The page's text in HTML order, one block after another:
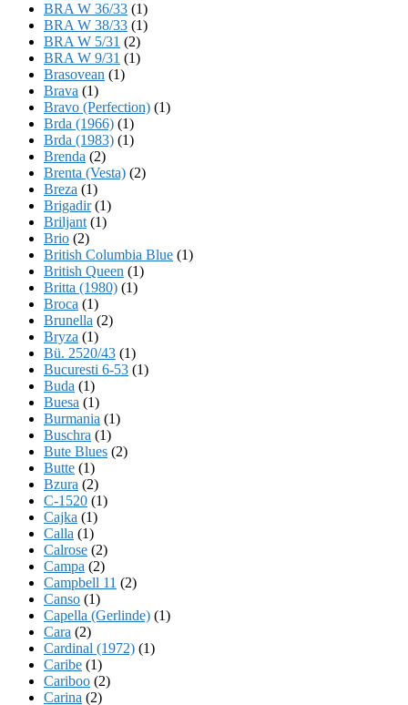
BRA W 36/33 (1)
BRA W 38/33 (1)
BRA W 5/31 (2)
BRA W 9/31 (1)
Brasovean (1)
Brava (1)
Bravo (Perfection) (1)
Brda (1966) (1)
Brda (1983) (1)
Brenda (2)
Brenta (Vesta) (2)
Breza (1)
Brigadir(1)
Briljant (1)
Brio (2)
British Columbia Blue (1)
British Queen (1)
Britta (1980) (1)
Broca (1)
Brunella (2)
Bryza (1)
Bü. 2520/43 (1)
Bucuresti 6-53 (1)
Buda (1)
Buesa (1)
Burmania (1)
Buschra (1)
Bute Blues (2)
Butte (1)
Bzura (2)
C-1520 (1)
Cajka (1)
Calla (1)
Calrose (2)
Campa (2)
Campbell 11 (2)
Canso (1)
Capella (Gerlinde) (1)
Cara (2)
Cardinal (1972) (1)
Caribe (1)
Cariboo (2)
Carina (2)